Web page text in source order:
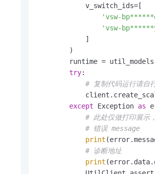
            v_switch_ids=[
'vsw-
'vsw-
            ]
        )
runtime =
try:
# 复制代码运行请自
except Exception as
# 此处仅做打印展示
# 错误 message
print
# 诊断地址
print